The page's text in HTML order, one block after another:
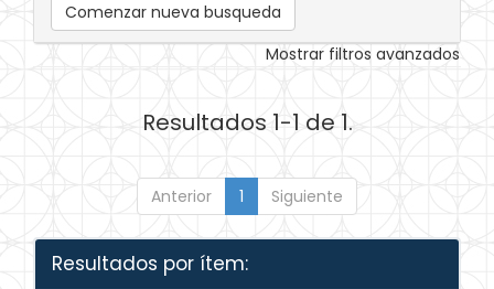
Comenzar nueva busqueda
Mostrar filtros avanzados
Resultados 1-1 de 1.
Anterior 1 Siguiente
Resultados por ítem: